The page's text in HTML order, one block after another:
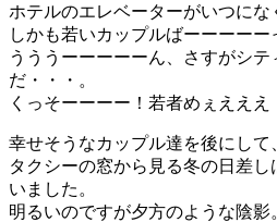
ホテルのエレベーターがいつにな
しかも若いカップルばーーーーー
うううーーーーーん、さすがシ
だ・・・。
くっそーーーー！若者めぇえええ
幸せそうなカップル達を後にして
タクシーの窓から見る冬の日差
いました。
明るいのですが夕方のような陰